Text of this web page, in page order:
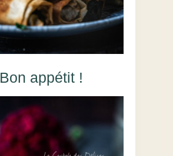
Bon appétit !